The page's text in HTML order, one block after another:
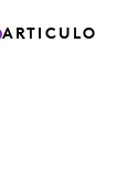
ARTICULO